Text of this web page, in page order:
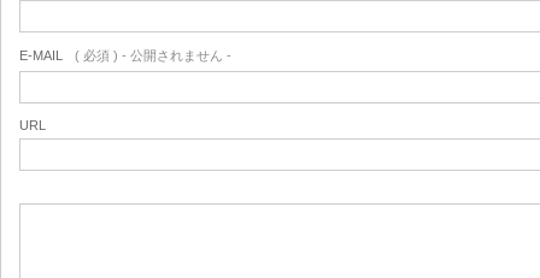
E-MAIL ( 必須 ) - 公開されません -
URL